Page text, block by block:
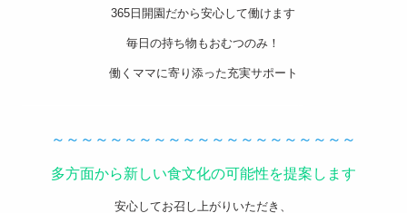
365日開園だから安心して働けます
毎日の持ち物もおむつのみ！
働くママに寄り添った充実サポート
～～～～～～～～～～～～～～～～～～～～～
多方面から新しい食文化の可能性を提案します
安心してお召し上がりいただき、